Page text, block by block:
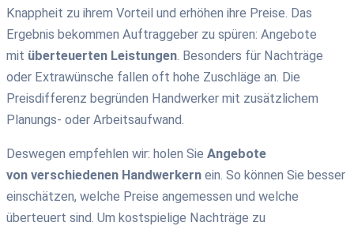
Knappheit zu ihrem Vorteil und erhöhen ihre Preise. Das
Ergebnis bekommen Auftraggeber zu spüren: Angebote
mit überteuerten Leistungen . Besonders für Nachträge
oder Extrawünsche fallen oft hohe Zuschläge an. Die
Preisdifferenz begründen Handwerker mit zusätzlichem
Planungs- oder Arbeitsaufwand.
Deswegen empfehlen wir: holen Sie Angebote
von verschiedenen Handwerkern ein. So können Sie besser
einschätzen, welche Preise angemessen und welche
überteuert sind. Um kostspielige Nachträge zu